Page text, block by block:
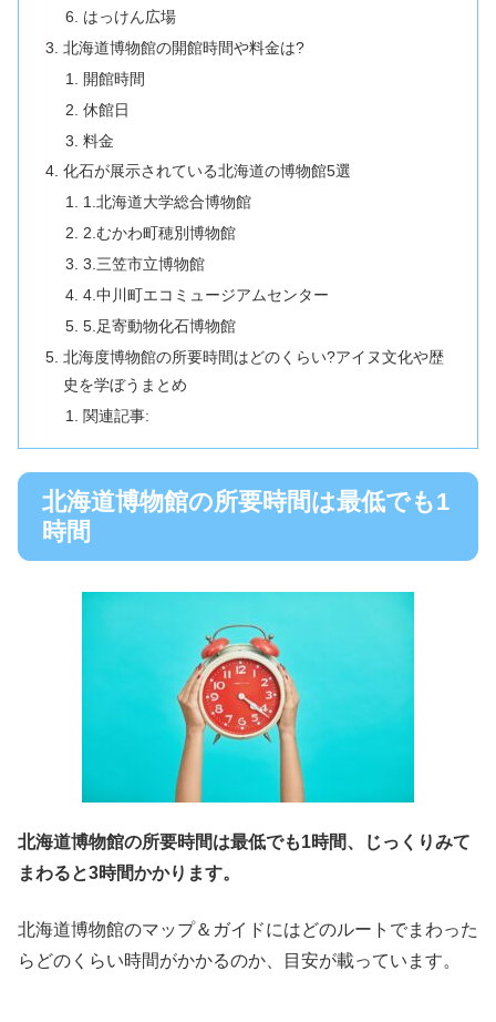
はっけん広場
北海道博物館の開館時間や料金は?
開館時間
休館日
料金
化石が展示されている北海道の博物館5選
1.北海道大学総合博物館
2.むかわ町穂別博物館
3.三笠市立博物館
4.中川町エコミュージアムセンター
5.足寄動物化石博物館
北海度博物館の所要時間はどのくらい?アイヌ文化や歴
史を学ぼうまとめ
関連記事:
北海道博物館の所要時間は最低でも1
時間
北海道博物館の所要時間は最低でも1時間、じっくりみて
まわると3時間かかります。
北海道博物館のマップ＆ガイドにはどのルートでまわった
らどのくらい時間がかかるのか、目安が載っています。